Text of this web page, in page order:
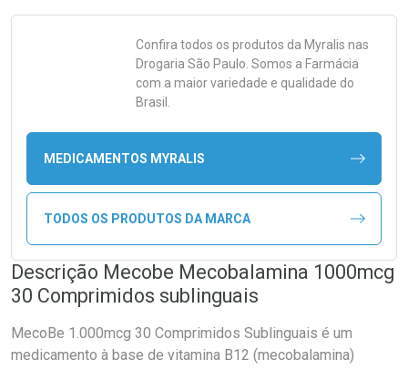
Confira todos os produtos da Myralis nas
Drogaria São Paulo. Somos a Farmácia
com a maior variedade e qualidade do
Brasil.
MEDICAMENTOS MYRALIS
TODOS OS PRODUTOS DA MARCA
Descrição Mecobe Mecobalamina 1000mcg
30 Comprimidos sublinguais
MecoBe 1.000mcg 30 Comprimidos Sublinguais é um
medicamento à base de vitamina B12 (mecobalamina)